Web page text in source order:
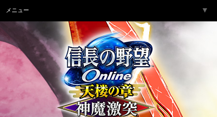
メニュー ▼
トップページ
ゲーム紹介
サービス
コミュニティ